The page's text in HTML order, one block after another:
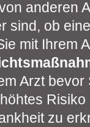
anderen
sind, ob
mit Ihrem
Arzt
zu